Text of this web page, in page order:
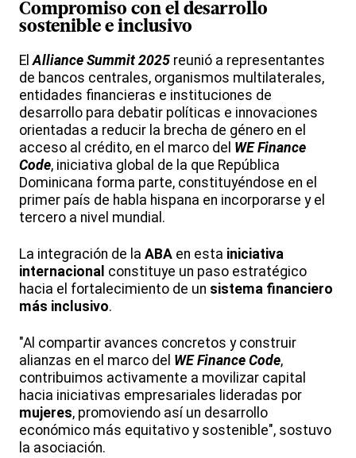
Compromiso con el desarrollo
sostenible e inclusivo
ElAlliance Summit 2025 reunió a representantes
de bancos centrales, organismos multilaterales,
entidades financieras e instituciones de
desarrollo para debatir políticas e innovaciones
orientadas a reducir la brecha de género en el
acceso al crédito, en el marco del WE Finance
Code, iniciativa global de la que República
Dominicana forma parte, constituyéndose en el
primer país de habla hispana en incorporarse y el
tercero a nivel mundial.
La integración de la ABA en esta iniciativa
internacional constituye un paso estratégico
hacia el fortalecimiento de un sistema financiero
más inclusivo.
"Al compartir avances concretos y construir
alianzas en el marco del WE Finance Code,
contribuimos activamente a movilizar capital
hacia iniciativas empresariales lideradas por
mujeres, promoviendo así un desarrollo
económico más equitativo y sostenible", sostuvo
la asociación.